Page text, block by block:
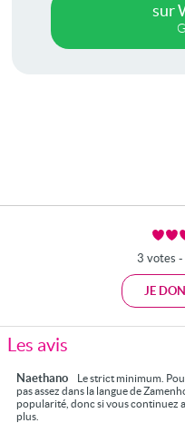
sur
3 votes
JE
Les avis
Naethano
Le strict minimum.
pas assez dans la langue de
popularité, donc si vous continuez
plus.